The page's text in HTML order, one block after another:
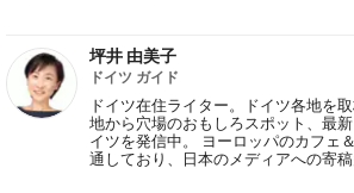
坪井 由美子
ドイツ ガイド
ドイツ在住ライター。ドイツ各地を
地から穴場のおもしろスポット、最
イツを発信中。 ヨーロッパのカフェ
通しており、日本のメディアへの寄稿